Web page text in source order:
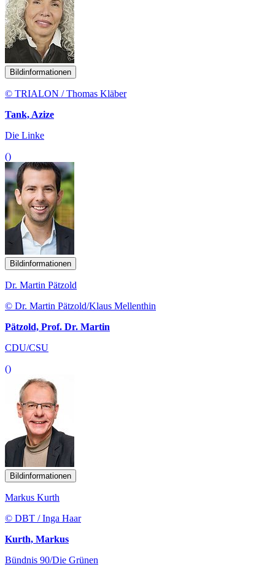
Bildinformationen
© TRIALON / Thomas Kläber
Tank, Azize
Die Linke
()
Bildinformationen
Dr. Martin Pätzold
© Dr. Martin Pätzold/Klaus Mellenthin
Pätzold, Prof. Dr. Martin
CDU/CSU
()
Bildinformationen
Markus Kurth
© DBT / Inga Haar
Kurth, Markus
Bündnis 90/Die Grünen